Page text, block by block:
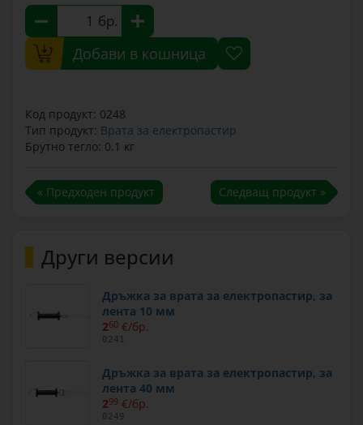
бр.
Добави в кошница
Код продукт: 0248
Тип продукт: Врата за електропастир
Брутно тегло: 0.1 кг
« Предходен продукт Следващ продукт »
Други версии
Дръжка за врата за електропастир, за
лента 10 мм
260 €/бр.
0241
Дръжка за врата за електропастир, за
лента 40 мм
299 €/бр.
0249